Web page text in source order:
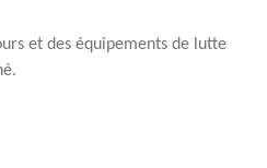
et des équipements de lutte